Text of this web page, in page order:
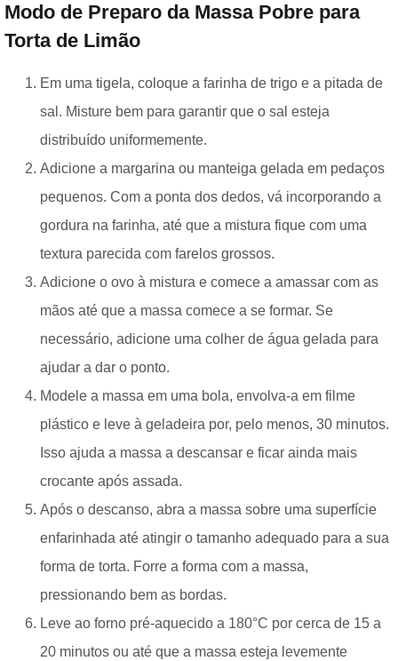
Modo de Preparo da Massa Pobre para
Torta de Limão
Em uma tigela, coloque a farinha de trigo e a pitada de
sal. Misture bem para garantir que o sal esteja
distribuído uniformemente.
Adicione a margarina ou manteiga gelada em pedaços
pequenos. Com a ponta dos dedos, vá incorporando a
gordura na farinha, até que a mistura fique com uma
textura parecida com farelos grossos.
Adicione o ovo à mistura e comece a amassar com as
mãos até que a massa comece a se formar. Se
necessário, adicione uma colher de água gelada para
ajudar a dar o ponto.
Modele a massa em uma bola, envolva-a em filme
plástico e leve à geladeira por, pelo menos, 30 minutos.
Isso ajuda a massa a descansar e ficar ainda mais
crocante após assada.
Após o descanso, abra a massa sobre uma superfície
enfarinhada até atingir o tamanho adequado para a sua
forma de torta. Forre a forma com a massa,
pressionando bem as bordas.
Leve ao forno pré-aquecido a 180°C por cerca de 15 a
20 minutos ou até que a massa esteja levemente